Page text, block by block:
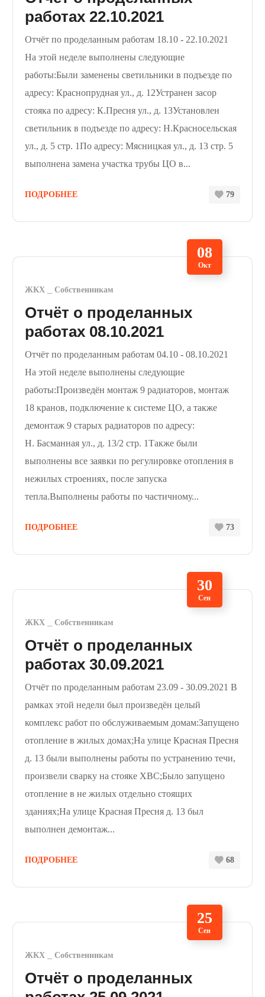
работах 22.10.2021
Отчёт по проделанным работам 18.10 - 22.10.2021
На этой неделе выполнены следующие
работы:Были заменены светильники в подъезде по
адресу: Краснопрудная ул., д. 12Устранен засор
стояка по адресу: К.Пресня ул., д. 13Установлен
светильник в подъезде по адресу: Н.Красносельская
ул., д. 5 стр. 1По адресу: Мясницкая ул., д. 13 стр. 5
выполнена замена участка трубы ЦО в...
ПОДРОБНЕЕ 79
08
Окт
ЖКХ Собственникам
Отчёт о проделанных
работах 08.10.2021
Отчёт по проделанным работам 04.10 - 08.10.2021
На этой неделе выполнены следующие
работы:Произведён монтаж 9 радиаторов, монтаж
18 кранов, подключение к системе ЦО, а также
демонтаж 9 старых радиаторов по адресу:
Н. Басманная ул., д. 13/2 стр. 1Также были
выполнены все заявки по регулировке отопления в
нежилых строениях, после запуска
тепла.Выполнены работы по частичному...
ПОДРОБНЕЕ 73
30
Сен
ЖКХ Собственникам
Отчёт о проделанных
работах 30.09.2021
Отчёт по проделанным работам 23.09 - 30.09.2021 В
рамках этой недели был произведён целый
комплекс работ по обслуживаемым домам:Запущено
отопление в жилых домах;На улице Красная Пресня
д. 13 были выполнены работы по устранению течи,
произвели сварку на стояке ХВС;Было запущено
отопление в не жилых отдельно стоящих
зданиях;На улице Красная Пресня д. 13 был
выполнен демонтаж...
ПОДРОБНЕЕ 68
25
Сен
ЖКХ Собственникам
Отчёт о проделанных